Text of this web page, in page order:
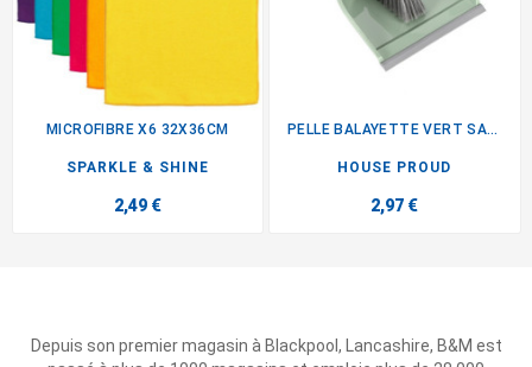
MICROFIBRE X6 32X36CM
SPARKLE & SHINE
2,49 €
PELLE BALAYETTE VERT SAUGE
HOUSE PROUD
2,97 €
Depuis son premier magasin à Blackpool, Lancashire, B&M est